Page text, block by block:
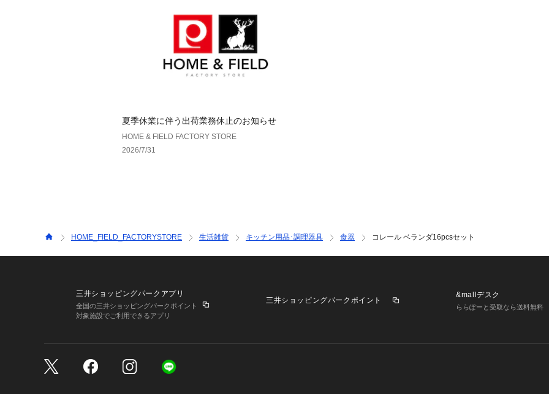
夏季休業に伴う出荷業務休止のお知らせ
HOME & FIELD FACTORY STORE
2026/7/31
HOME_FIELD_FACTORYSTORE 生活雑貨 キッチン用品･調理器具 食器 コレール ベランダ16pcsセット
三井ショッピングパークアプリ
全国の三井ショッピングパークポイント
対象施設でご利用できるアプリ
三井ショッピングパークポイント
&mallデスク
ららぽーと受取なら送料無料